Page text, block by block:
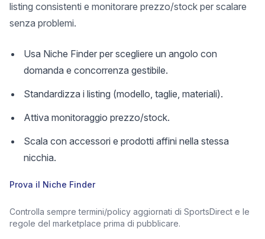
listing consistenti e monitorare prezzo/stock per scalare
senza problemi.
Usa Niche Finder per scegliere un angolo con
domanda e concorrenza gestibile.
Standardizza i listing (modello, taglie, materiali).
Attiva monitoraggio prezzo/stock.
Scala con accessori e prodotti affini nella stessa
nicchia.
Prova il Niche Finder
Controlla sempre termini/policy aggiornati di SportsDirect e le
regole del marketplace prima di pubblicare.